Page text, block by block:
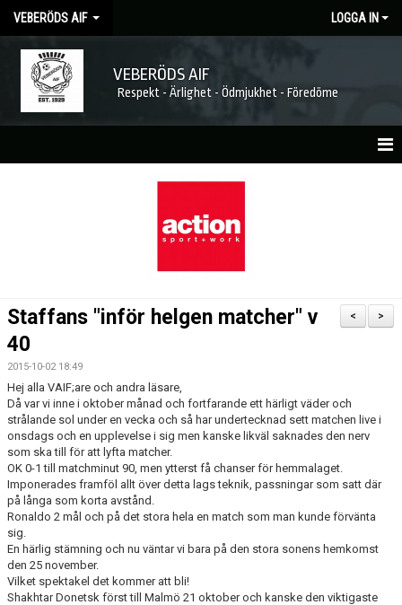
VEBERÖDS AIF LOGGA IN
VEBERÖDS AIF
Respekt - Ärlighet - Ödmjukhet - Föredöme
FÖRENINGEN
SPONSORER
EVENEMANG
SHOP
HITTA HIT
>
<
Staffans "inför helgen matcher" v
40
2015-10-02 18:49
Hej alla VAIF;are och andra läsare,
Då var vi inne i oktober månad och fortfarande ett härligt väder och
strålande sol under en vecka och så har undertecknad sett matchen live i
onsdags och en upplevelse i sig men kanske likväl saknades den nerv
som ska till för att lyfta matcher.
OK 0-1 till matchminut 90, men ytterst få chanser för hemmalaget.
Imponerades framföl allt över detta lags teknik, passningar som satt där
på långa som korta avstånd.
Ronaldo 2 mål och på det stora hela en match som man kunde förvänta
sig.
En härlig stämning och nu väntar vi bara på den stora sonens hemkomst
den 25 november.
Vilket spektakel det kommer att bli!
Shakhtar Donetsk först till Malmö 21 oktober och kanske den viktigaste